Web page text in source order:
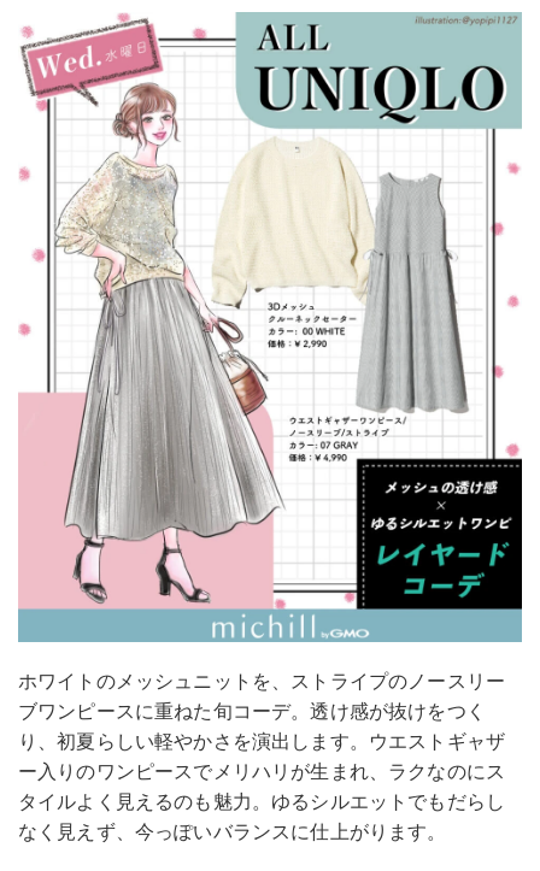
ホワイトのメッシュニットを、ストライプのノースリー
ブワンピースに重ねた旬コーデ。透け感が抜けをつく
り、初夏らしい軽やかさを演出します。ウエストギャザ
ー入りのワンピースでメリハリが生まれ、ラクなのにス
タイルよく見えるのも魅力。ゆるシルエットでもだらし
なく見えず、今っぽいバランスに仕上がります。